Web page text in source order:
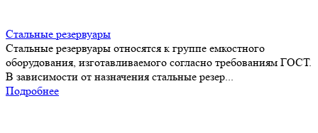
Стальные резервуары
Стальные резервуары относятся к группе емкостного
оборудования, изготавливаемого согласно требованиям ГОСТ.
В зависимости от назначения стальные резер...
Подробнее